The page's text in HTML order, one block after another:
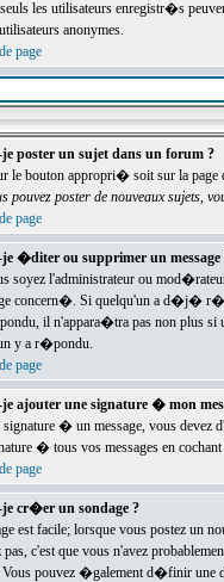
les utilisateurs enregistr�s
anonymes.
page
poster un sujet dans un forum ?
le bouton appropri� soit sur la page
pouvez poster de nouveaux sujets,
page
�diter ou supprimer un message
soyez l'administrateur ou
concern�. Si quelqu'un a d�j�
il n'appara�tra pas non plus si
y a r�pondu.
page
ajouter une signature � mon
signature � un message, vous
� tous vos messages en
page
cr�er un sondage ?
est facile; lorsque vous postez un
pas, c'est que vous n'avez
pouvez �galement d�finir une